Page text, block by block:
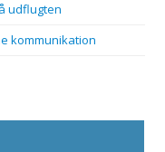
udflugten
kommunikation